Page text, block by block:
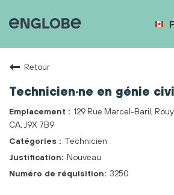
Retour
Technicien·ne en génie
129 Rue Marcel-Baril,
CA, J9X 7B9
Technicien
Nouveau
3250